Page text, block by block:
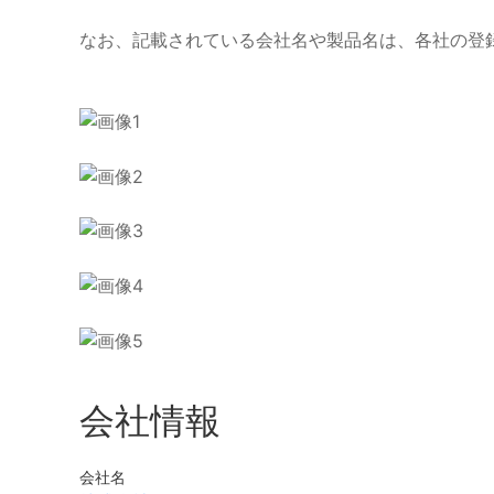
なお、記載されている会社名や製品名は、各社の登
会社情報
会社名